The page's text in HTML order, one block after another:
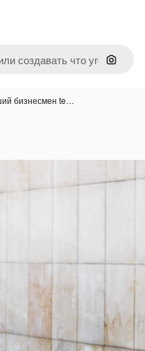
Поиск
бизнесмен te…